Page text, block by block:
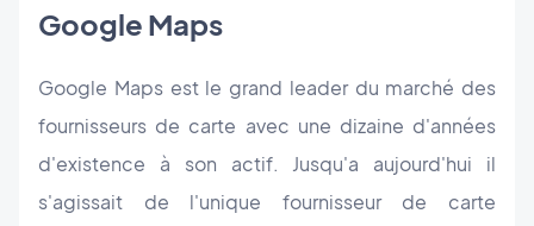
Google Maps
Google Maps est le grand leader du marché des
fournisseurs de carte avec une dizaine d'années
d'existence à son actif. Jusqu'a aujourd'hui il
s'agissait de l'unique fournisseur de carte